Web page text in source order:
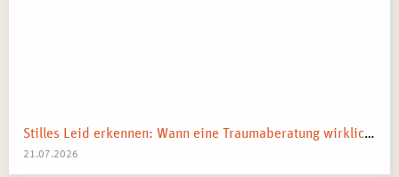
Stilles Leid erkennen: Wann eine Traumaberatung wirklich der richtige Schritt ist
21.07.2026